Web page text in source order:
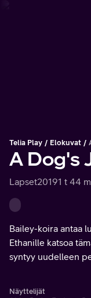
Telia Play Elokuvat
A Dog's
Lapset20191 t 44
Bailey-koira antaa
Ethanille katsoa
syntyy uudelleen
Näyttelijät